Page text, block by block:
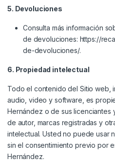
5. Devoluciones
Consulta más información
de devoluciones: https://
de-devoluciones/.
6. Propiedad intelectual
Todo el contenido del Sitio web,
audio, video y software, es
Hernández o de sus
de autor, marcas registradas y
intelectual. Usted no puede usar
sin el consentimiento previo por
Hernández.